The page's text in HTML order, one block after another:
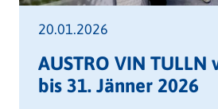
20.01.2026
AUSTRO VIN TULLN
bis 31. Jänner 2026